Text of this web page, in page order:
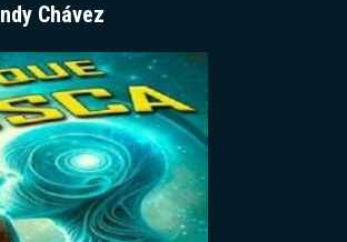
Chávez